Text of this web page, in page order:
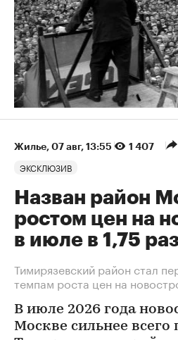
Жилье⁠, 07 авг, 13:55 1 407
ЭКСКЛЮЗИВ
Назван район
ростом цен на
в июле в 1,75
Тимирязевский район стал
темпам роста цен на
В июле 2026 года
Москве сильнее